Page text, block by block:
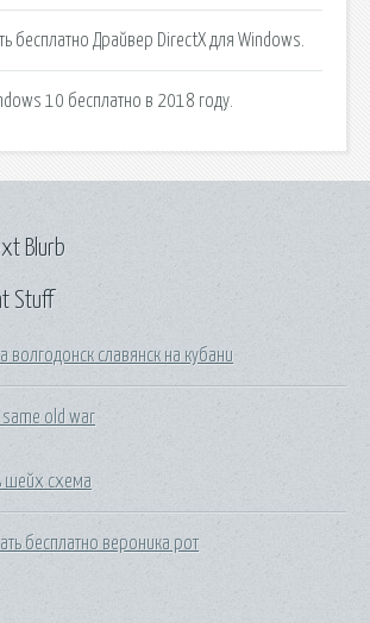
бесплатно Драйвер DirectX для Windows.
10 бесплатно в 2018 году.
Stuff
волгодонск славянск на кубани
old war
шейх схема
бесплатно вероника рот
Blurb